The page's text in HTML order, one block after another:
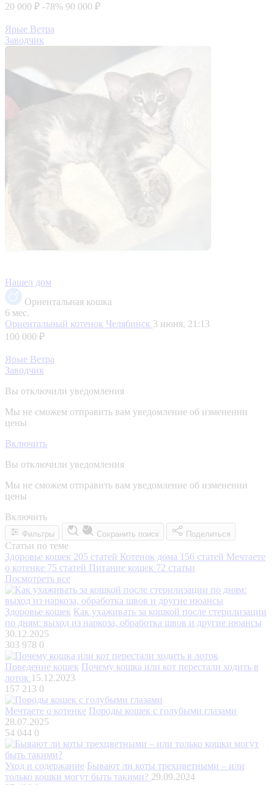
20 000 ₽ -78% 90 000 ₽
Ярые Ветра
Заводчик
Нашел дом
Ориентальная кошка
6 мес.
Ориентальный котенок Челябинск 3 июня, 21:13
100 000 ₽
Ярые Ветра
Заводчик
Вы отключили уведомления
Мы не сможем отправить вам уведомление об изменении
цены
Включить
Вы отключили уведомления
Мы не сможем отправить вам уведомление об изменении
цены
Включить
Фильтры Сохранить поиск Поделиться
Статьи по теме
Здоровье кошек 205 статей Котенок дома 156 статей Мечтаете
о котенке 75 статей Питание кошек 72 статьи
Посмотреть все
Здоровье кошек Как ухаживать за кошкой после стерилизации
по дням: выход из наркоза, обработка швов и другие нюансы
30.12.2025
303 978 0
Поведение кошек Почему кошка или кот перестали ходить в
лоток 15.12.2023
157 213 0
Мечтаете о котенке Породы кошек с голубыми глазами
28.07.2025
54 044 0
Уход и содержание Бывают ли коты трехцветными – или
только кошки могут быть такими? 29.09.2024